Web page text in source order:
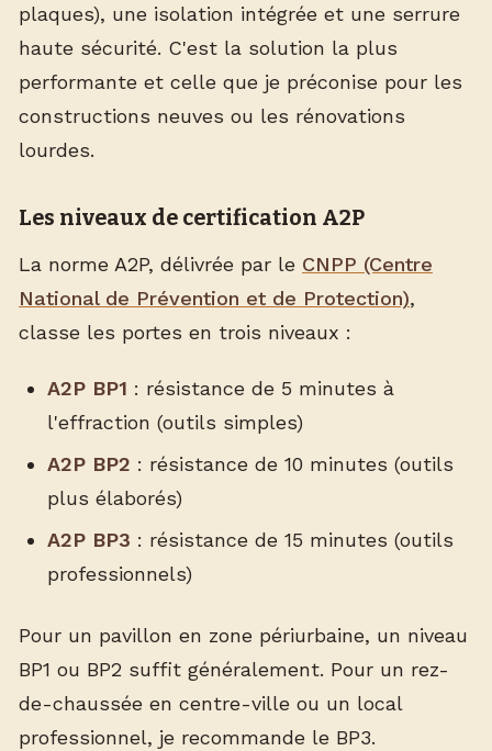
plaques), une isolation intégrée et une serrure
haute sécurité. C'est la solution la plus
performante et celle que je préconise pour les
constructions neuves ou les rénovations
lourdes.
Les niveaux de certification A2P
La norme A2P, délivrée par le CNPP (Centre
National de Prévention et de Protection),
classe les portes en trois niveaux :
A2P BP1 : résistance de 5 minutes à
l'effraction (outils simples)
A2P BP2 : résistance de 10 minutes (outils
plus élaborés)
A2P BP3 : résistance de 15 minutes (outils
professionnels)
Pour un pavillon en zone périurbaine, un niveau
BP1 ou BP2 suffit généralement. Pour un rez-
de-chaussée en centre-ville ou un local
professionnel, je recommande le BP3.